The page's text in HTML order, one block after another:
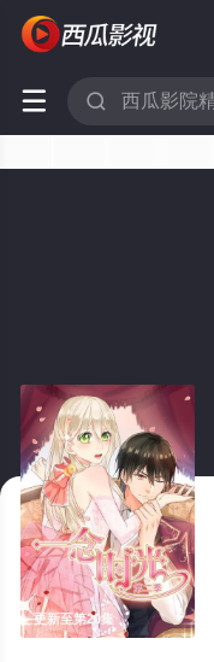
 
更新至第20集